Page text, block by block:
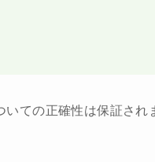
ての正確性は保証され